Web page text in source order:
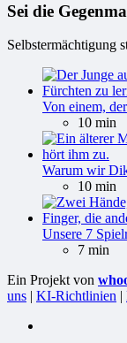
Sei die
Selbstermächtigung
Von einem,
10 min
Warum wir
10 min
Unsere 7
7 min
Ein Projekt von
uns | KI-Richtlinien |